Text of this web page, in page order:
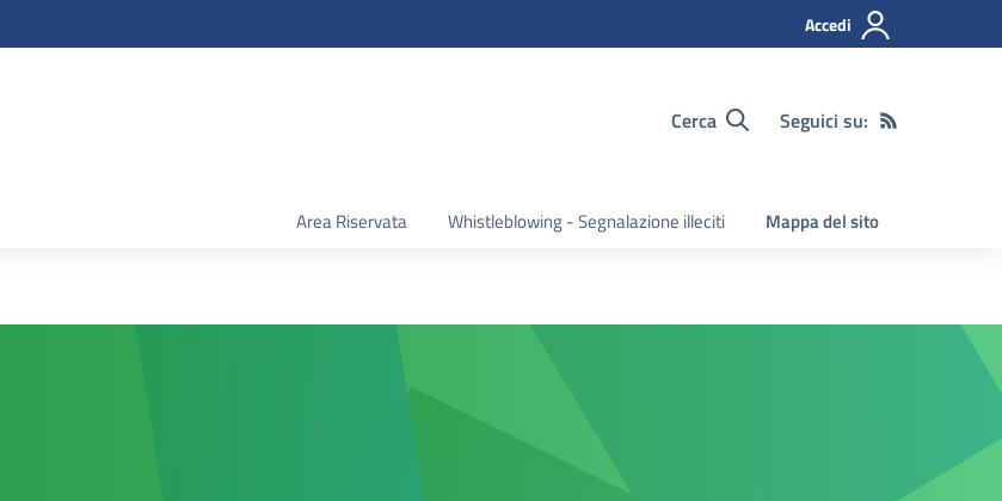
Accedi
Cerca Seguici su:
Area Riservata Whistleblowing - Segnalazione illeciti Mappa del sito